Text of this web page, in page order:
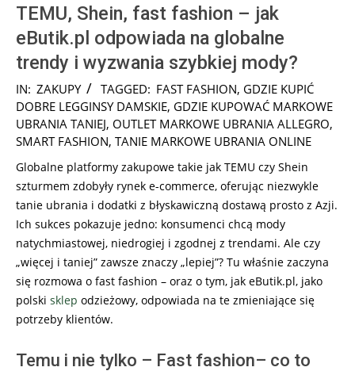
TEMU, Shein, fast fashion – jak
eButik.pl odpowiada na globalne
trendy i wyzwania szybkiej mody?
2025-
06-
24
IN: ZAKUPY TAGGED: FAST FASHION, GDZIE KUPIĆ
DOBRE LEGGINSY DAMSKIE, GDZIE KUPOWAĆ MARKOWE
UBRANIA TANIEJ, OUTLET MARKOWE UBRANIA ALLEGRO,
SMART FASHION, TANIE MARKOWE UBRANIA ONLINE
Globalne platformy zakupowe takie jak TEMU czy Shein
szturmem zdobyły rynek e-commerce, oferując niezwykle
tanie ubrania i dodatki z błyskawiczną dostawą prosto z Azji.
Ich sukces pokazuje jedno: konsumenci chcą mody
natychmiastowej, niedrogiej i zgodnej z trendami. Ale czy
„więcej i taniej” zawsze znaczy „lepiej”? Tu właśnie zaczyna
się rozmowa o fast fashion – oraz o tym, jak eButik.pl, jako
polski sklep odzieżowy, odpowiada na te zmieniające się
potrzeby klientów.
Temu i nie tylko – Fast fashion– co to